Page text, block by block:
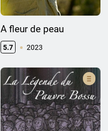
A fleur de peau
5.7 2023